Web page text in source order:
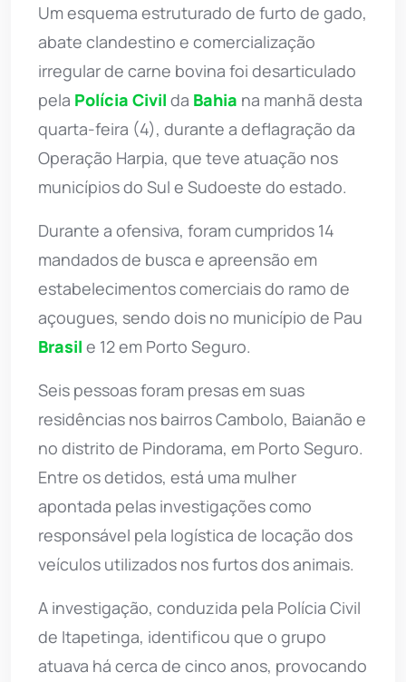
Um esquema estruturado de furto de gado,
abate clandestino e comercialização
irregular de carne bovina foi desarticulado
pela Polícia Civil da Bahia na manhã desta
quarta-feira (4), durante a deflagração da
Operação Harpia, que teve atuação nos
municípios do Sul e Sudoeste do estado.
Durante a ofensiva, foram cumpridos 14
mandados de busca e apreensão em
estabelecimentos comerciais do ramo de
açougues, sendo dois no município de Pau
Brasil e 12 em Porto Seguro.
Seis pessoas foram presas em suas
residências nos bairros Cambolo, Baianão e
no distrito de Pindorama, em Porto Seguro.
Entre os detidos, está uma mulher
apontada pelas investigações como
responsável pela logística de locação dos
veículos utilizados nos furtos dos animais.
A investigação, conduzida pela Polícia Civil
de Itapetinga, identificou que o grupo
atuava há cerca de cinco anos, provocando